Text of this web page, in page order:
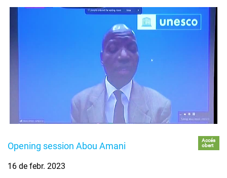
Opening session Abou Amani
Accés
obert
16 de febr. 2023